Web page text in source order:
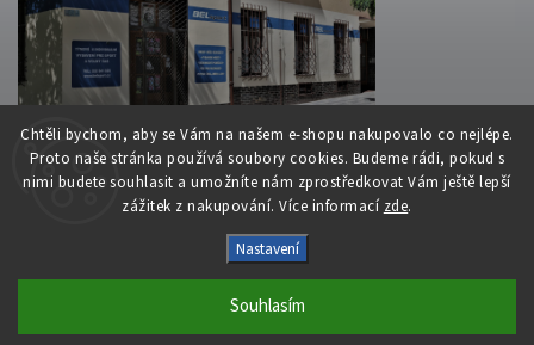
Chtěli bychom, aby se Vám na našem e-shopu nakupovalo co nejlépe.
Proto naše stránka používá soubory cookies. Budeme rádi, pokud s
nimi budete souhlasit a umožníte nám zprostředkovat Vám ještě lepší
zážitek z nakupování. Více informací zde.
Nastavení
Souhlasím
Belsport.cz. Všechna práva vyhrazena.
Upravit nastavení cookies
Shoptet | DesignShoptak.cz
S láskou vyrobiloFilipesmedia 🧡